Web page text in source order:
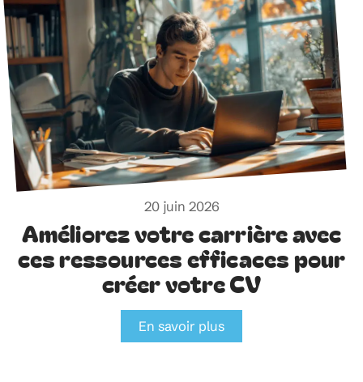
20 juin 2026
Améliorez votre carrière avec
ces ressources efficaces pour
créer votre CV
En savoir plus